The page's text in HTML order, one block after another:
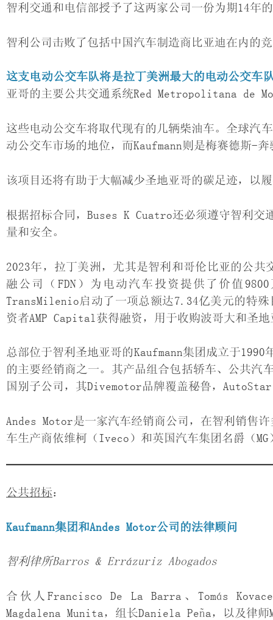
智利交通和电信部授予了这两家公司一份为期14年
智利公司击败了包括中国汽车制造商比亚迪在内的
这支电动公交车队将是拉丁美洲最大的电动公交车
亚哥的主要公共交通系统Red Metropolitana de
这些电动公交车将取代现有的几辆柴油车。全球汽
动公交车市场的地位，而Kaufmann则是梅赛德斯-
该项目还将有助于大幅减少圣地亚哥的碳足迹，以
根据招标合同，Buses K Cuatro还必须遵守智利交
量和安全。
2023年，拉丁美洲，尤其是智利和哥伦比亚的公
融公司（FDN）为电动汽车投资提供了价值
TransMilenio启动了一项总额达7.34亿美元的特殊
资者AMP Capital获得融资，用于收购波哥大和圣
总部位于智利圣地亚哥的Kaufmann集团成立于
的主要经销商之一。其产品组合包括轿车、公共汽
国别子公司，其Divemotor品牌覆盖秘鲁，
Andes Motor是一家汽车经销商公司，在智利销售
车生产商依维柯（Iveco）和英国汽车集团名爵（MG
公共招标：
Kaufmann集团和Andes Motor公司的法律顾问
智利律所Barros & Errázuriz Abogados
合伙人Francisco De La Barra、Tomás
Magdalena Munita，组长Daniela Peña，以及